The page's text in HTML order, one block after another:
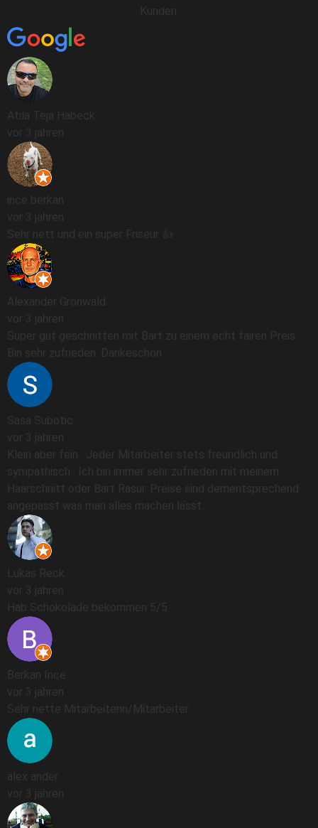
Kunden.
Atila Teja Habeck
vor 3 jahren
ince berkan
vor 3 jahren
Sehr nett und ein super Friseur 👍
Alexander Gronwald
vor 3 jahren
Super gut geschnitten mit Bart zu einem echt fairen Preis.
Bin sehr zufrieden. Dankeschön
Sasa Subotic
vor 3 jahren
Klein aber fein . Jeder Mitarbeiter stets freundlich und
sympathisch . Ich bin immer sehr zufrieden mit meinem
Haarschnitt oder Bart Rasur. Preise sind dementsprechend
angepasst was man alles machen lässt.
Lukas Reck
vor 3 jahren
Hab Schokolade bekommen 5/5
Berkan Ince
vor 3 jahren
Sehr nette Mitarbeiterin/Mitarbeiter
alex ander
vor 3 jahren